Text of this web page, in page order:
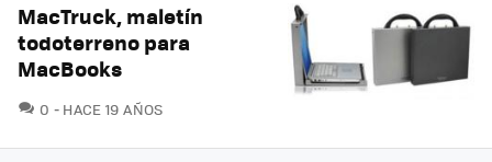
MacTruck, maletín
todoterreno para
MacBooks
0 COMENTARIOS
HACE 19 AÑOS